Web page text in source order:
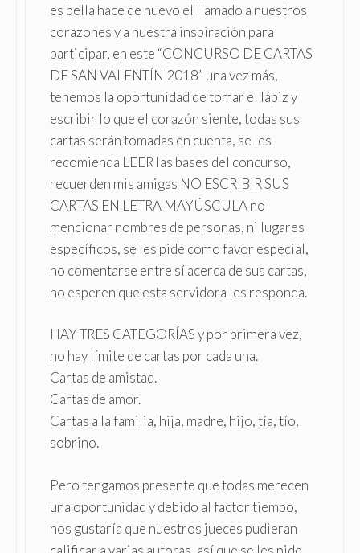
es bella hace de nuevo el llamado a nuestros
corazones y a nuestra inspiración para
participar, en este “CONCURSO DE CARTAS
DE SAN VALENTÍN 2018” una vez más,
tenemos la oportunidad de tomar el lápiz y
escribir lo que el corazón siente, todas sus
cartas serán tomadas en cuenta, se les
recomienda LEER las bases del concurso,
recuerden mis amigas NO ESCRIBIR SUS
CARTAS EN LETRA MAYÚSCULA no
mencionar nombres de personas, ni lugares
específicos, se les pide como favor especial,
no comentarse entre sí acerca de sus cartas,
no esperen que esta servidora les responda.
HAY TRES CATEGORÍAS y por primera vez,
no hay límite de cartas por cada una.
Cartas de amistad.
Cartas de amor.
Cartas a la familia, hija, madre, hijo, tía, tío,
sobrino.
Pero tengamos presente que todas merecen
una oportunidad y debido al factor tiempo,
nos gustaría que nuestros jueces pudieran